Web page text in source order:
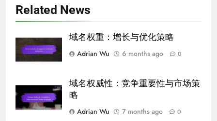
Related News
域名权重：增长与优化策略
Adrian Wu
6 months ago 0
域名权威性：竞争重要性与市场策
略
Adrian Wu
7 months ago 0